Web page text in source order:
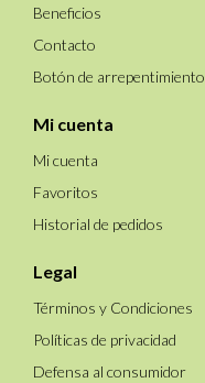
Beneficios
Contacto
Botón de arrepentimiento
Mi cuenta
Mi cuenta
Favoritos
Historial de pedidos
Legal
Términos y Condiciones
Políticas de privacidad
Defensa al consumidor